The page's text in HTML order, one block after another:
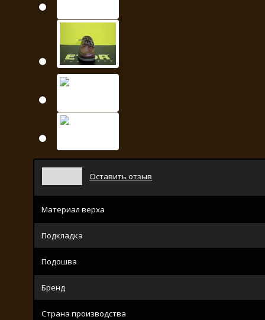
Оставить отзыв
Материал верха
Подкладка
Подошва
Бренд
Страна производства